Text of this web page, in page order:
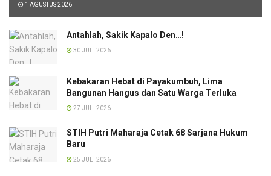
1 AGUSTUS 2026
Antahlah, Sakik Kapalo Den…!
30 JULI 2026
Kebakaran Hebat di Payakumbuh, Lima
Bangunan Hangus dan Satu Warga Terluka
27 JULI 2026
STIH Putri Maharaja Cetak 68 Sarjana Hukum
Baru
25 JULI 2026